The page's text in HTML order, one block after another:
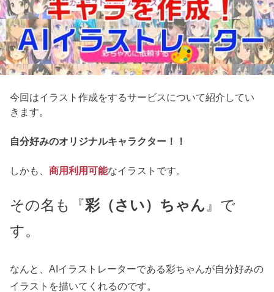
今回はイラスト作成をするサービスについて紹介してい
きます。
自分好みのオリジナルキャラクター！！
しかも、商用利用可能なイラストです。
その名も『彩（さい）ちゃん 』で
す。
なんと、AIイラストレーターである彩ちゃんが自分好みの
イラストを描いてくれるのです。